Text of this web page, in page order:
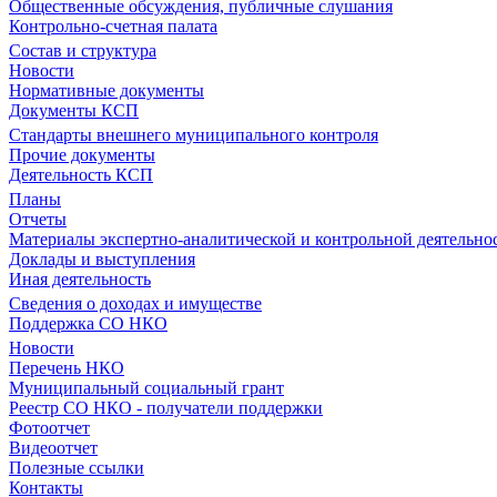
Общественные обсуждения, публичные слушания
Контрольно-счетная палата
Состав и структура
Новости
Нормативные документы
Документы КСП
Стандарты внешнего муниципального контроля
Прочие документы
Деятельность КСП
Планы
Отчеты
Материалы экспертно-аналитической и контрольной
Доклады и выступления
Иная деятельность
Сведения о доходах и имуществе
Поддержка СО НКО
Новости
Перечень НКО
Муниципальный социальный грант
Реестр СО НКО - получатели поддержки
Фотоотчет
Видеоотчет
Полезные ссылки
Контакты